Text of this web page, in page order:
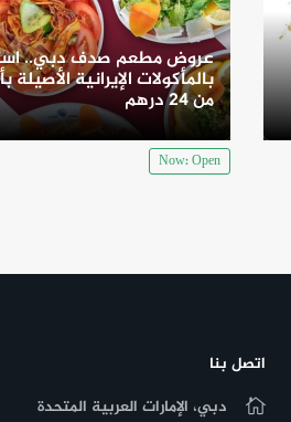
عروض مطعم صدف دبي..
بالمأكولات الإيرانية الأصيلة
من 24 درهم
Now: Open
اتصل بنا
دبي، الإمارات العربية المتحدة